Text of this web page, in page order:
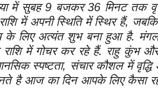
में सुबह 9 बजकर 36 मिनट तक
में अपनी स्थिति में स्थिर हैं,
के लिए अत्यंत शुभ बना हुआ है.
राशि में गोचर कर रहे हैं. राहु कुंभ
स्पष्टता, संचार कौशल में वृद्धि
है आज का दिन आपके लिए कैसा